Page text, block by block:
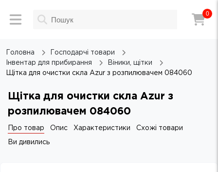
0
Головна
Господарчі товари
Інвентар для прибирання
Віники, щітки
Щітка для очистки скла Azur з розпилювачем 084060
Щітка для очистки скла Azur з
розпилювачем 084060
Про товар Опис Характеристики Схожі товари
Ви дивились